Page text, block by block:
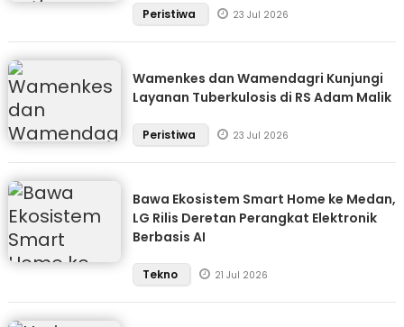
Peristiwa 23 Jul 2026
Wamenkes dan Wamendagri Kunjungi
Layanan Tuberkulosis di RS Adam Malik
Peristiwa 23 Jul 2026
Bawa Ekosistem Smart Home ke Medan,
LG Rilis Deretan Perangkat Elektronik
Berbasis AI
Tekno 21 Jul 2026